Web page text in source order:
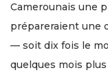
Camerounais une
prépareraient une
— soit dix fois le
quelques mois